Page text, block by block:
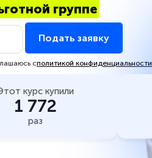
группе
Подать заявку
сполитикой конфиденциальности
курс купили
1 772
раз